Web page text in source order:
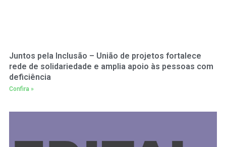
Juntos pela Inclusão – União de projetos fortalece
rede de solidariedade e amplia apoio às pessoas com
deficiência
Confira »